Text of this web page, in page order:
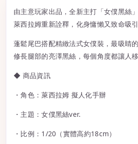
由主意玩家出品，全新主打「女僕黑絲
萊西拉姆重新詮釋，化身慵懶又致命吸
蓬鬆尾巴搭配精緻法式女僕裝，最吸睛
修長腿部的亮澤黑絲，每個角度都讓人移
◆ 商品資訊
・角色：萊西拉姆 擬人化手辦
・主題：女僕黑絲ver.
・比例：1/20（實體高約18cm）